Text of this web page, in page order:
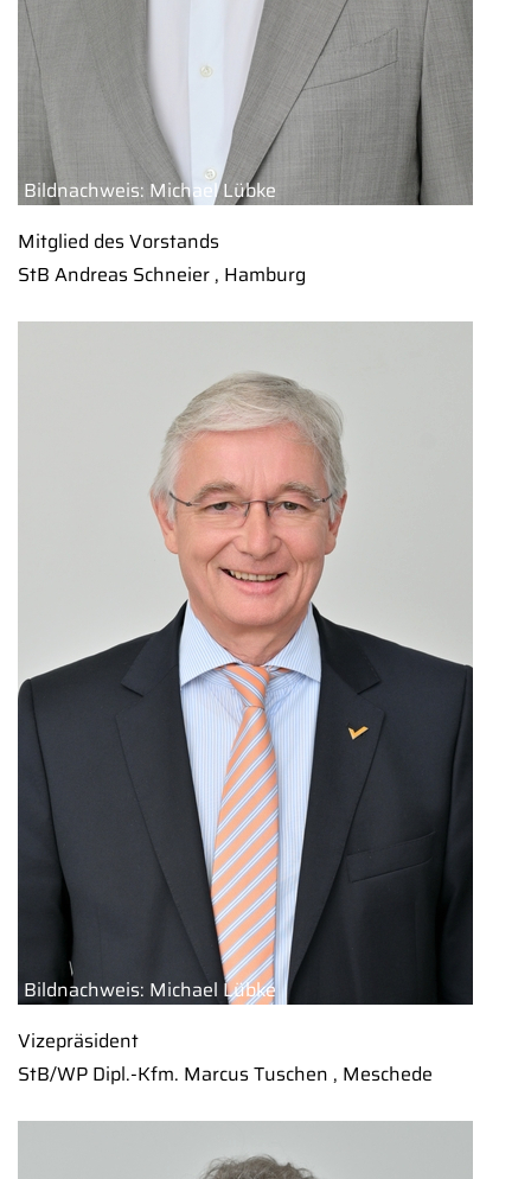
Bildnachweis: Michael Lübke
Mitglied des Vorstands
StB Andreas Schneier , Hamburg
Bildnachweis: Michael Lübke
Vizepräsident
StB/WP Dipl.-Kfm. Marcus Tuschen , Meschede